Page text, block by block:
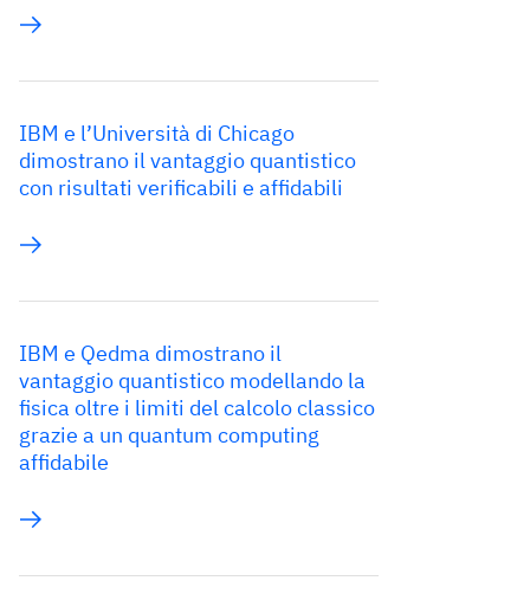
IBM e l’Università di Chicago
dimostrano il vantaggio quantistico
con risultati verificabili e affidabili
IBM e Qedma dimostrano il
vantaggio quantistico modellando la
fisica oltre i limiti del calcolo classico
grazie a un quantum computing
affidabile